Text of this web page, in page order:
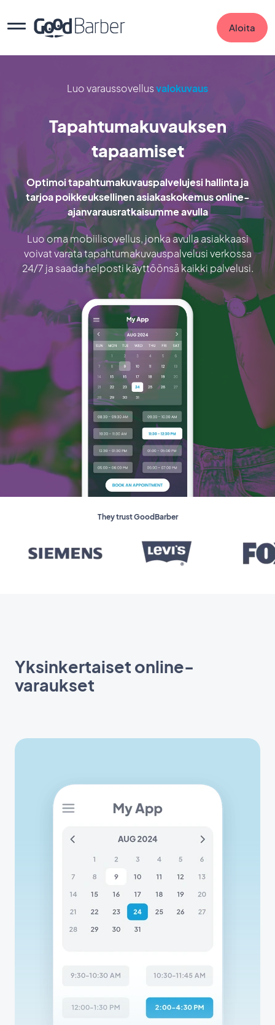
Aloita
Luo varaussovellusvalokuvaus
Tapahtumakuvauksen
tapaamiset
Optimoi tapahtumakuvauspalvelujesi hallinta ja
tarjoa poikkeuksellinen asiakaskokemus online-
ajanvarausratkaisumme avulla
Luo oma mobiilisovellus, jonka avulla asiakkaasi
voivat varata tapahtumakuvauspalvelusi verkossa
24/7 ja saada helposti käyttöönsä kaikki palvelusi.
They trust GoodBarber
Yksinkertaiset online-
varaukset